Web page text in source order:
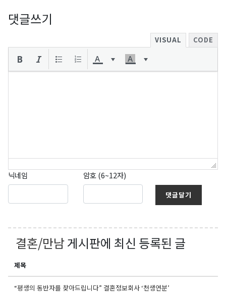
댓글쓰기
VISUAL CODE
닉네임 암호 (6~12자)
댓글달기
결혼/만남게시판에 최신 등록된 글
제목
“평생의 동반자를 찾아드립니다” 결혼정보회사 ‘천생연분’